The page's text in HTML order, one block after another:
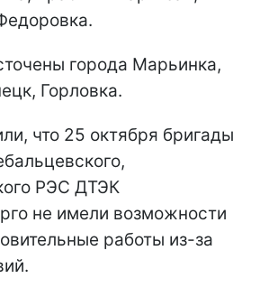
города Марьинка,
Горловка.
что 25 октября бригады
РЭС ДТЭК
не имели возможности
работы из-за